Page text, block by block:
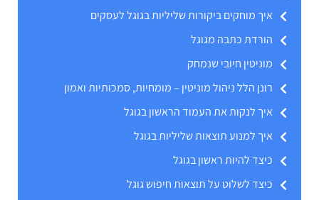
איך מוחקים ביקורות שליליות בגוגל לעסקים
הורדת כתבה מגוגל
מוניטין חיובי שנמחק
רונן הלל ניהול מוניטין – מומחיות, סמכותיות ואמון
איך לנקות את העמוד הראשון בגוגל
איך למנוע תוצאות שליליות בגוגל
כיצד להיות ראשון בגוגל
כיצד לשלוט על תוצאות חיפוש גוגל